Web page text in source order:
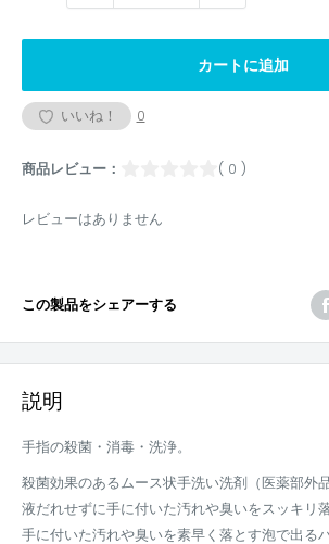
カートに追加
いいね！ 0
商品レビュー： ( 0 )
レビューはありません
この製品をシェアーする
説明
手指の殺菌・消毒・洗浄。
殺菌効果のあるムース状手洗い洗剤（医薬部外品
液だれせずに手に付いた汚れや臭いをスッキリ
手に付いた汚れや臭いを素早く落とす泡で出る